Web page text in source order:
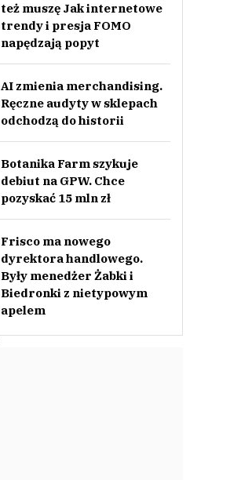
też muszę Jak internetowe
trendy i presja FOMO
napędzają popyt
AI zmienia merchandising.
Ręczne audyty w sklepach
odchodzą do historii
Botanika Farm szykuje
debiut na GPW. Chce
pozyskać 15 mln zł
Frisco ma nowego
dyrektora handlowego.
Były menedżer Żabki i
Biedronki z nietypowym
apelem